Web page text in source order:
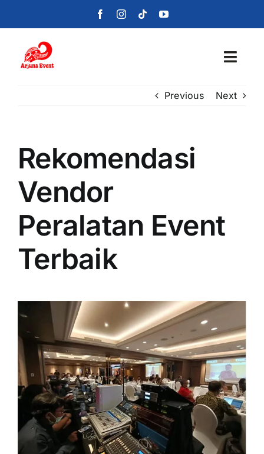
Beranda
Foto
Blog
Previous Next
Rekomendasi
Vendor
Peralatan Event
Terbaik